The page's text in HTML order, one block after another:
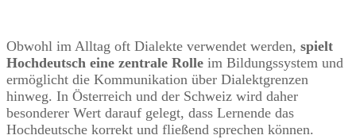
Obwohl im Alltag oft Dialekte verwendet werden, spielt
Hochdeutsch eine zentrale Rolle im Bildungssystem und
ermöglicht die Kommunikation über Dialektgrenzen
hinweg. In Österreich und der Schweiz wird daher
besonderer Wert darauf gelegt, dass Lernende das
Hochdeutsche korrekt und fließend sprechen können.